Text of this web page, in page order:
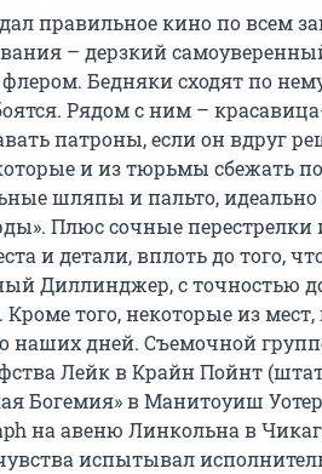
правильное кино по всем
– дерзкий
Бедняки сходят по
Рядом с ним –
патроны, если он вдруг
и из тюрьмы сбежать
шляпы и пальто,
Плюс сочные перестрелки
и детали, вплоть до того,
Диллинджер, с точностью
Кроме того, некоторые из
наших дней. Съемочной
Лейк в Крайн Пойнт
Богемия» в Манитоуиш
на авеню Линкольна в
испытывал